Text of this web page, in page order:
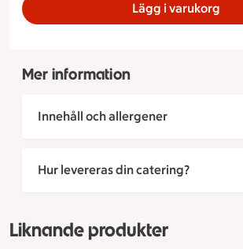
Lägg i varukorg
Mer information
Innehåll och allergener
Hur levereras din catering?
Liknande produkter